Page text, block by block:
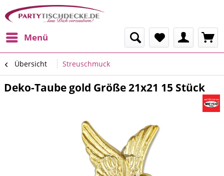
Menü
Übersicht Streuschmuck
Deko-Taube gold Größe 21x21 15 Stück